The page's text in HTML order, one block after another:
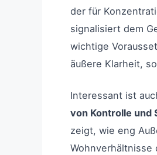
der für
signalisiert dem
wichtige
äußere Klarheit,
Interessant ist
von Kontrolle und
zeigt, wie eng
Wohnverhältnisse